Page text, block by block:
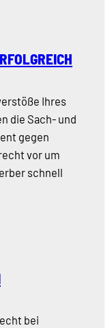
B
Ihres
die Sach- und
gegen
vor um
schnell
bei